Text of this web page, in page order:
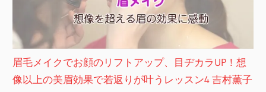
眉毛メイクでお顔のリフトアップ、目ヂカラUP！想
像以上の美眉効果で若返りが叶うレッスン4 吉村薫子